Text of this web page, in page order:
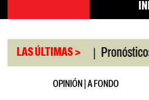
LAS ÚLTIMAS >
universitario | Pronósticos de
OPINIÓN A FONDO